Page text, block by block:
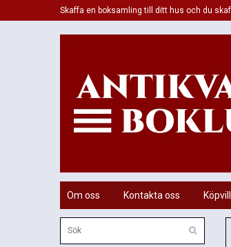
Skaffa en boksamling till ditt hus och du
Om oss Kontakta oss